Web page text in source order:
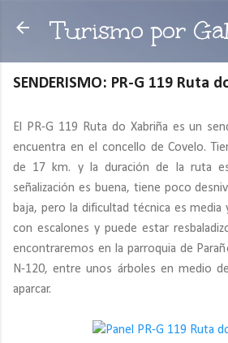
Ir al contenido
Turismo por
SENDERISMO: PR-G 119 Ruta
El PR-G 119 Ruta do Xabriña es un
encuentra en el concello de Covelo.
de 17 km. y la duración de la ruta
señalización es buena, tiene poco
baja, pero la dificultad técnica es media
con escalones y puede estar
encontraremos en la parroquia de
N-120, entre unos árboles en medio
aparcar.